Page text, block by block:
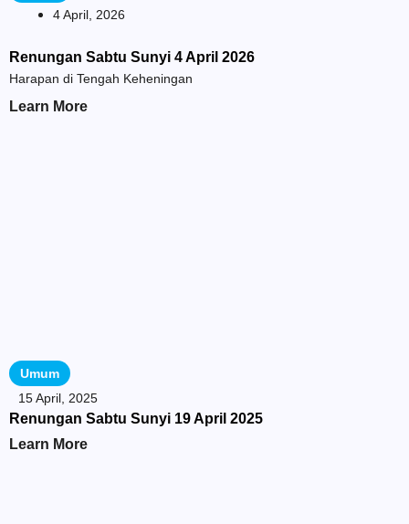
4 April, 2026
Renungan Sabtu Sunyi 4 April 2026
Harapan di Tengah Keheningan
Learn More
Umum
15 April, 2025
Renungan Sabtu Sunyi 19 April 2025
Learn More